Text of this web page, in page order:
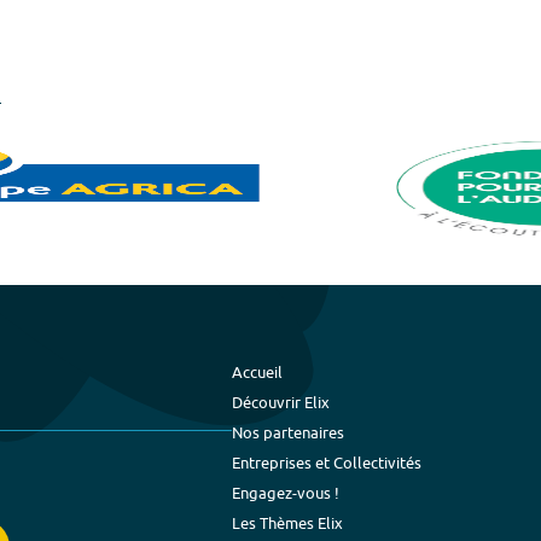
Accueil
Découvrir Elix
Nos partenaires
Entreprises et Collectivités
Engagez-vous !
Les Thèmes Elix